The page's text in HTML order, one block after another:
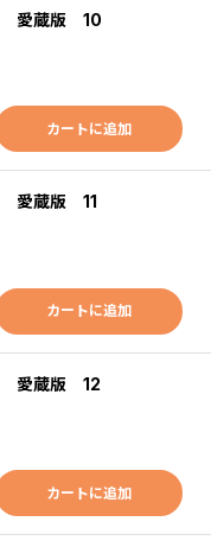
愛蔵版 10
カートに追加
愛蔵版 11
カートに追加
愛蔵版 12
カートに追加